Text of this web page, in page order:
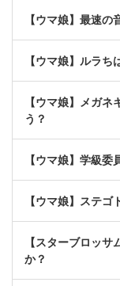
【ウマ娘】最速の
【ウマ娘】ルラち
【ウマ娘】メガ
う？
【ウマ娘】学級
【ウマ娘】ステゴ
【スターブロッ
か？